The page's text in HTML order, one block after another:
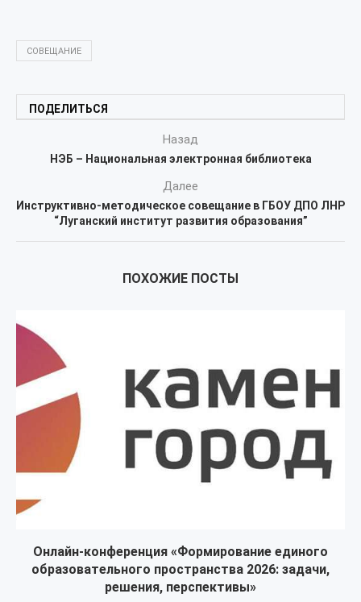
СОВЕЩАНИЕ
ПОДЕЛИТЬСЯ
Назад
НЭБ – Национальная электронная библиотека
Далее
Инструктивно-методическое совещание в ГБОУ ДПО ЛНР
“Луганский институт развития образования”
ПОХОЖИЕ ПОСТЫ
Онлайн-конференция «Формирование единого
образовательного пространства 2026: задачи,
решения, перспективы»